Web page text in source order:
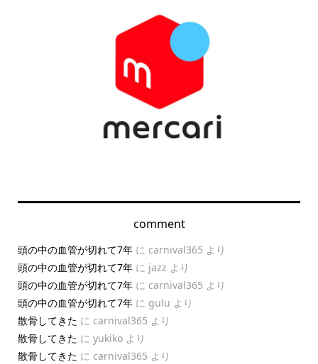
comment
頭の中の血管が切れて7年に carnival365 より
頭の中の血管が切れて7年に jazz より
頭の中の血管が切れて7年に carnival365 より
頭の中の血管が切れて7年に gulu より
散骨してきた に carnival365 より
散骨してきた に yukikoより
散骨してきた に carnival365 より